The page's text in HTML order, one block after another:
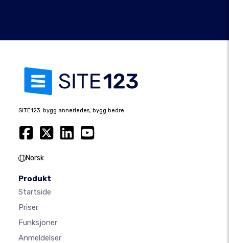
SITE123: bygg annerledes, bygg bedre.
Norsk
Produkt
Startside
Priser
Funksjoner
Anmeldelser